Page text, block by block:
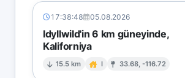
17:38:48 05.08.2026
Idyllwild'in 6 km güneyinde,
Kaliforniya
15.5 km I 33.68, -116.72